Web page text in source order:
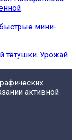
мини-
тётушки. Урожай
активной